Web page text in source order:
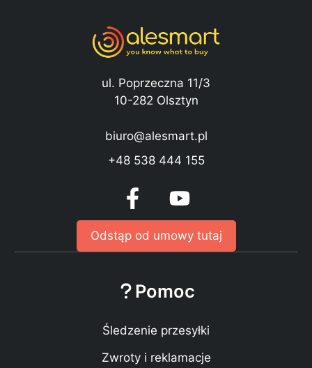
ul. Poprzeczna 11/3
10-282 Olsztyn
biuro@alesmart.pl
+48 538 444 155
Odstąp od umowy tutaj
Pomoc
Śledzenie przesyłki
Zwroty i reklamacje